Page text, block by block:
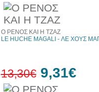
Ο ΡΕΝΟΣ ΚΑΙ Η ΤΖΑΖ
LE HUCHE MAGALI - ΛΕ ΧΟΥΣ
13,30€ 9,31€